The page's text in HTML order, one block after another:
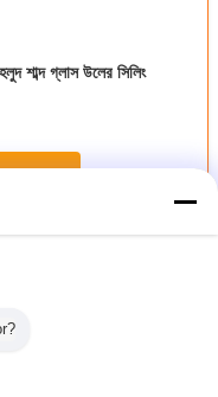
শাব্দ গ্লাস উলের সিলিং